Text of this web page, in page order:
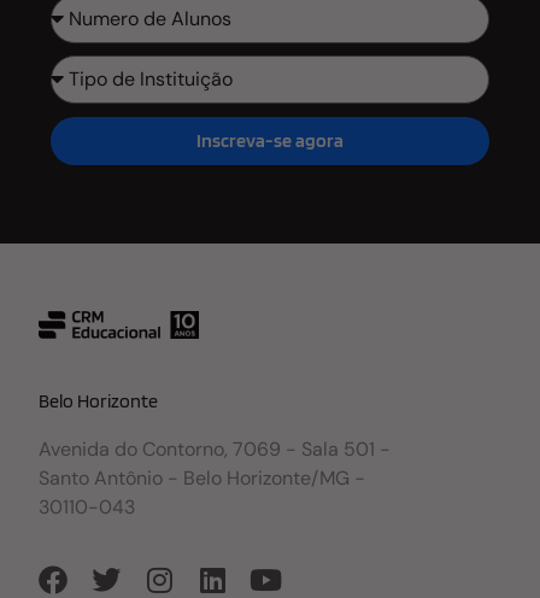
Inscreva-se agora
Belo Horizonte
Avenida do Contorno, 7069 - Sala 501 -
Santo Antônio - Belo Horizonte/MG -
30110-043